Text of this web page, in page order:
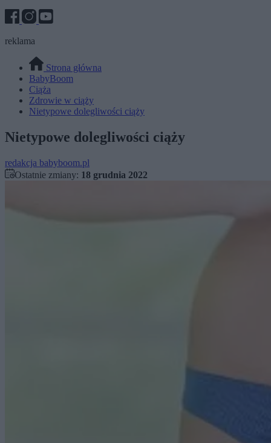
reklama
Strona główna
BabyBoom
Ciąża
Zdrowie w ciąży
Nietypowe dolegliwości ciąży
Nietypowe dolegliwości ciąży
redakcja babyboom.pl
Ostatnie zmiany: 18 grudnia 2022